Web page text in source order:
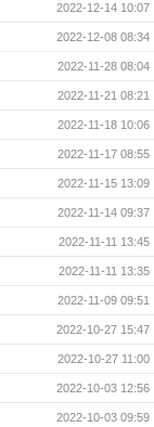
2022-12-14 10:07
2022-12-08 08:34
2022-11-28 08:04
2022-11-21 08:21
2022-11-18 10:06
2022-11-17 08:55
2022-11-15 13:09
2022-11-14 09:37
2022-11-11 13:45
2022-11-11 13:35
2022-11-09 09:51
2022-10-27 15:47
2022-10-27 11:00
2022-10-03 12:56
2022-10-03 09:59